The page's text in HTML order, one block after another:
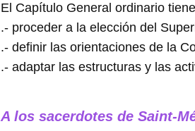
El Capítulo General ordinario
.- proceder a la elección del
.- definir las orientaciones de la
.- adaptar las estructuras y las
A los sacerdotes de Saint-